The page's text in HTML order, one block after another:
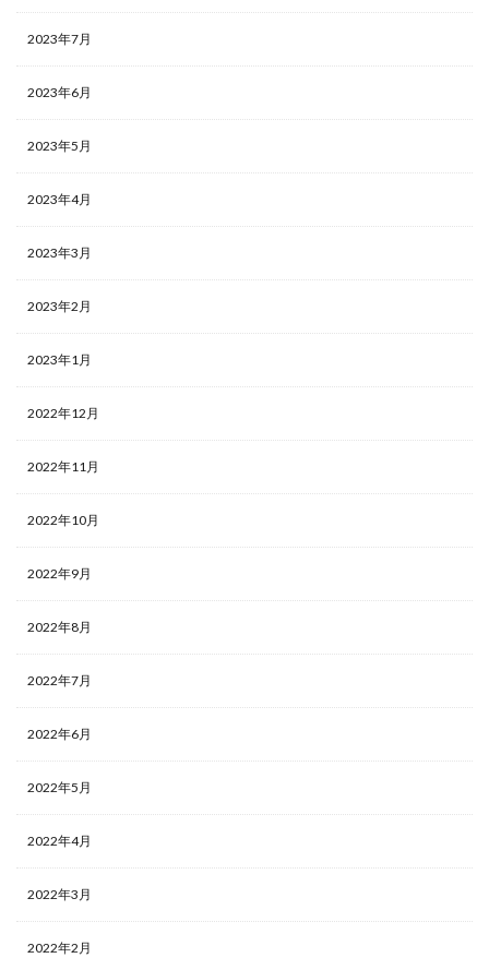
2023年7月
2023年6月
2023年5月
2023年4月
2023年3月
2023年2月
2023年1月
2022年12月
2022年11月
2022年10月
2022年9月
2022年8月
2022年7月
2022年6月
2022年5月
2022年4月
2022年3月
2022年2月